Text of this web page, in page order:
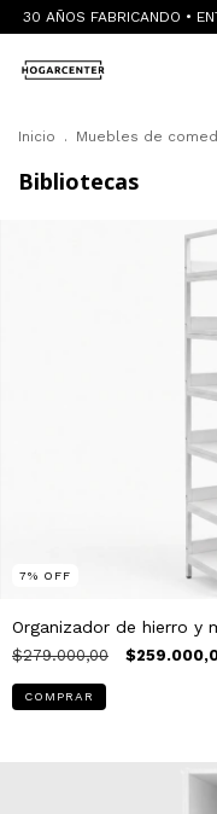
30 AÑOS FABRICANDO •
Inicio . Muebles de
Bibliotecas
7% OFF
Organizador de hierro y
$279.000,00